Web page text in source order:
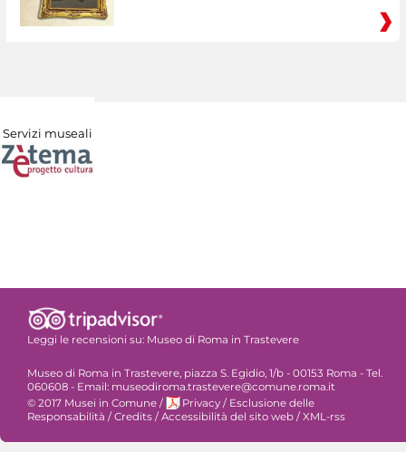
Servizi museali
Leggi le recensioni su: Museo di Roma in Trastevere
Museo di Roma in Trastevere, piazza S. Egidio, 1/b - 00153 Roma - Tel.
060608 - Email: museodiroma.trastevere@comune.roma.it
© 2017 Musei in Comune / Privacy / Esclusione delle
Responsabilità / Credits / Accessibilità del sito web / XML-rss